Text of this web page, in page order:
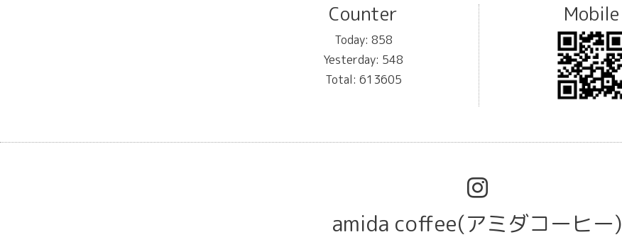
Counter
Today: 858
Yesterday: 548
Total: 613605
Mobile
amida coffee(アミダコーヒー)